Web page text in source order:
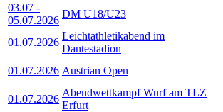
03.07 -
05.07.2026
DM U18/U23
01.07.2026
Leichtathletikabend im
Dantestadion
01.07.2026 Austrian Open
01.07.2026
Abendwettkampf Wurf am TLZ
Erfurt